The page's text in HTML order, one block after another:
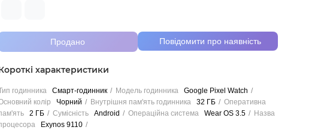
Продано Повідомити про наявність
характеристики
годинника Смарт-годинник Модель годинника
Google Pixel Watch
колір
Чорний Внутрішня пам'ять годинника 32 ГБ
Оперативна
2 ГБ Сумісність Android Операційна система Wear OS 3.5
Назва
Exynos 9110